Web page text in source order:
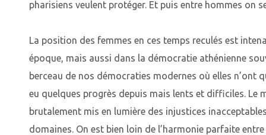
pharisiens veulent protéger. Et puis entre hommes on
La position des femmes en ces temps reculés est
époque, mais aussi dans la démocratie athénienne
berceau de nos démocraties modernes où elles n’ont
eu quelques progrès depuis mais lents et difficiles. Le
brutalement mis en lumière des injustices
domaines. On est bien loin de l’harmonie parfaite